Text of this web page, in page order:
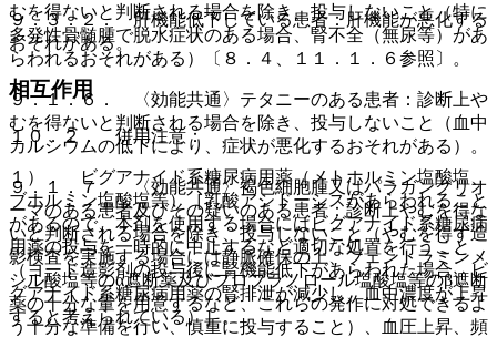
９．３．２． 肝機能低下している患者：肝機能が悪化する
おそれがある。
相互作用
１０．２． 併用注意：
１）． ビグアナイド系糖尿病用薬（メトホルミン塩酸塩、
ブホルミン塩酸塩等）［乳酸アシドーシスがあらわれること
があるので、本剤を使用する場合にはビグアナイド系糖尿病
用薬の投与を一時的に中止するなど適切な処置を行うこと
（ヨード造影剤の投与後に腎機能低下があらわれた場合、ビ
グアナイド系糖尿病用薬の腎排泄が減少し、血中濃度が上昇
すると考えられている）］。
むを得ないと判断される場合を除き、投与しないこと（特に
多発性骨髄腫で脱水症状のある場合、腎不全（無尿等）があ
らわれるおそれがある）〔８．４、１１．１．６参照〕。
９．１．６． 〈効能共通〉テタニーのある患者：診断上や
むを得ないと判断される場合を除き、投与しないこと（血中
カルシウムの低下により、症状が悪化するおそれがある）。
９．１．７． 〈効能共通〉褐色細胞腫又はパラガングリオ
ーマのある患者及びその疑いのある患者：診断上やむを得な
いと判断される場合を除き、投与しないこと（やむを得ず造
影検査を実施する場合には静脈確保の上、フェントラミンメ
シル酸塩等のα遮断薬及びプロプラノロール塩酸塩等のβ遮断
薬の十分な量を用意するなど、これらの発作に対処できるよ
う十分な準備を行い、慎重に投与すること）、血圧上昇、頻